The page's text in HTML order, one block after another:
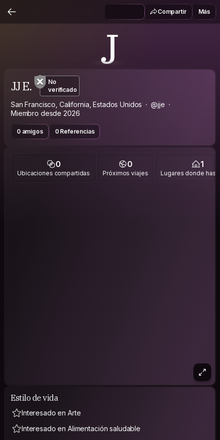
Compartir Más
J
JJ E.
No
verificado
San Francisco, California, Estados Unidos
@jje
Miembro desde 2026
0 amigos 0 Referencias
0
Ubicaciones compartidas
0
Próximos viajes
1
Lugares donde has
Estilo de vida
Interesado en Arte
Interesado en Alimentación saludable